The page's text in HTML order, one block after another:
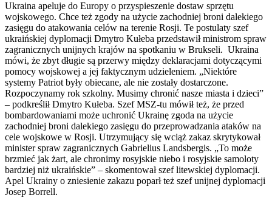
Ukraina apeluje do Europy o przyspieszenie dostaw sprzętu
wojskowego. Chce też zgody na użycie zachodniej broni dalekiego
zasięgu do atakowania celów na terenie Rosji. Te postulaty szef
ukraińskiej dyplomacji Dmytro Kułeba przedstawił ministrom spraw
zagranicznych unijnych krajów na spotkaniu w Brukseli. Ukraina
mówi, że zbyt długie są przerwy między deklaracjami dotyczącymi
pomocy wojskowej a jej faktycznym udzieleniem. „Niektóre
systemy Patriot były obiecane, ale nie zostały dostarczone.
Rozpoczynamy rok szkolny. Musimy chronić nasze miasta i dzieci”
– podkreślił Dmytro Kułeba. Szef MSZ-tu mówił też, że przed
bombardowaniami może uchronić Ukrainę zgoda na użycie
zachodniej broni dalekiego zasięgu do przeprowadzania ataków na
cele wojskowe w Rosji. Utrzymujący się wciąż zakaz skrytykował
minister spraw zagranicznych Gabrielius Landsbergis. „To może
brzmieć jak żart, ale chronimy rosyjskie niebo i rosyjskie samoloty
bardziej niż ukraińskie” – skomentował szef litewskiej dyplomacji.
Apel Ukrainy o zniesienie zakazu poparł też szef unijnej dyplomacji
Josep Borrell.